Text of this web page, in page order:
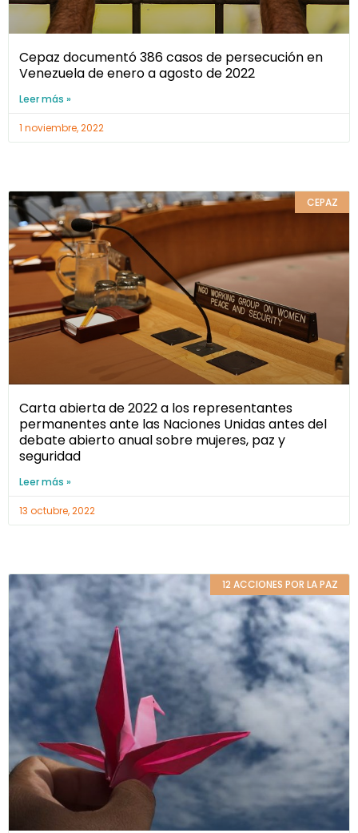
Cepaz documentó 386 casos de persecución en
Venezuela de enero a agosto de 2022
Leer más »
1 noviembre, 2022
CEPAZ
Carta abierta de 2022 a los representantes
permanentes ante las Naciones Unidas antes del
debate abierto anual sobre mujeres, paz y
seguridad
Leer más »
13 octubre, 2022
12 ACCIONES POR LA PAZ